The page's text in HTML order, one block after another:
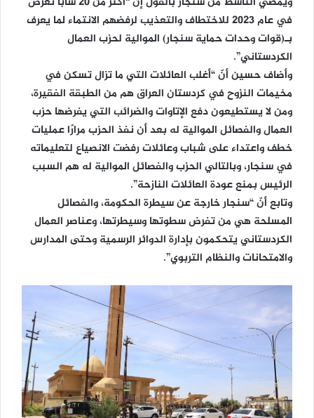
في عام 2023 للاختطاف والتعذيب لرفضهم الانتماء لما يعرف
بـ(قوات وحدات حماية سنجار) الموالية لحزب العمال
الكردستاني”.
وأضاف حسين أنّ “أغلب العائلات التي ما تزال تسكن في
مخيمات النزوح في كردستان العراق هم من الطبقة الفقيرة،
ومن لا يستطيعون دفع الإتاوات والضرائب التي يفرضها حزب
العمال والفصائل الموالية له بعد أن نفذ الحزب مرارًا عمليات
خطف واعتداء على شباب وعائلات رفضت الانصياع لتعليماته
في سنجار، وبالتالي الحزب والفصائل الموالية له هم السبب
الرئيس بمنع عودة العائلات النازحة”.
وتابع أنّ “سنجار خارجة عن سيطرة الحكومة، والفصائل
المسلحة هي من تفرض سطوتها وسيطرتها، وعناصر العمال
الكردستاني يتحكمون بإدارة الدوائر الرسمية وحتى المدارس
والامتحانات والنظام التربوي”.